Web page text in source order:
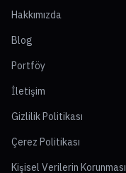
Hakkımızda
Blog
Portföy
İletişim
Gizlilik Politikası
Çerez Politikası
Kişisel Verilerin Korunması